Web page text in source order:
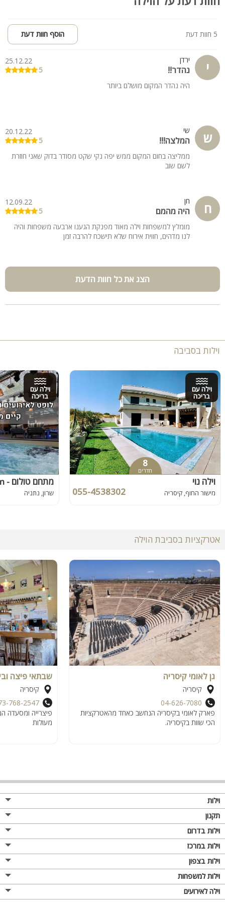
5 חוות דעת הוסף חוות דעת
י ירדן
נהדר!!
25.12.22
5
היה נהדר המקום מושלם ביותר
ש שי
המלצה!!!
20.12.22
5
ממליצה בחום המקום ממש יפה נקי שקט מסודר בדוק שאני חוזרת
לשם שוב
ח חן
היה מהמם
12.09.22
5
מומלץ למשפחות וילה מאוד מפנקת הגענו ארבעה משפחות והיה
לנו מדהים, חווית אירוח שלא תישכח להרבה זמן
הצג את כל חוות הדעת
וילות בסביבה
וילה עם
בריכה
8
חדרים
וילה נוי
מישור החוף, קיסריה 055-4538302
וילה עם
בריכה
מתחם טולום - Tulum
שרון, נתניה
אטרקציות בסביבת הוילה
גן לאומי קיסריה
קיסריה
04-626-7080
פארק לאומי בקיסריה הנחשב כאחד מהאטרקציות
הכי שוות בקיסריה.
שבתאי פיצה
קיסריה
768-2547
פיצרייה ומסעדה
מעולות
וילות
תקנון
וילות בדרום
וילות במרכז
וילות בצפון
וילות למשפחות
וילה לאירועים